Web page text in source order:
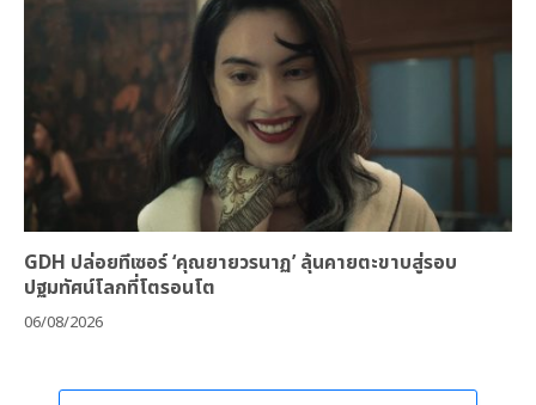
GDH ปล่อยทีเซอร์ ‘คุณยายวรนาฏ’ ลุ้นคายตะขาบสู่รอบ
ปฐมทัศน์โลกที่โตรอนโต
06/08/2026